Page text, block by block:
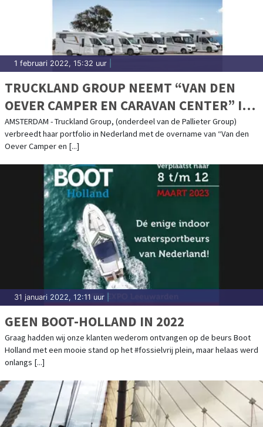
1 februari 2022, 15:32 uur
TRUCKLAND GROUP NEEMT “VAN DEN
OEVER CAMPER EN CARAVAN CENTER” IN
HERPEN OVER.
AMSTERDAM - Truckland Group, (onderdeel van de Pallieter Group)
verbreedt haar portfolio in Nederland met de overname van “Van den
Oever Camper en [...]
31 januari 2022, 12:11 uur
GEEN BOOT-HOLLAND IN 2022
Graag hadden wij onze klanten wederom ontvangen op de beurs Boot
Holland met een mooie stand op het #fossielvrij plein, maar helaas werd
onlangs [...]